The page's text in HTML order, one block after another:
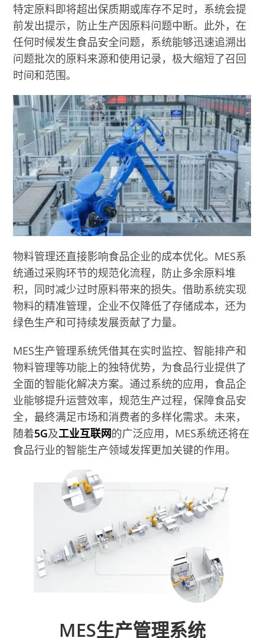
特定原料即将超出保质期或库存不足时，系统会提
前发出提示，防止生产因原料问题中断。此外，在
任何时候发生食品安全问题，系统能够迅速追溯出
问题批次的原料来源和使用记录，极大缩短了召回
时间和范围。
物料管理还直接影响食品企业的成本优化。MES系
统通过采购环节的规范化流程，防止多余原料堆
积，同时减少过时原料带来的损失。借助系统实现
物料的精准管理，企业不仅降低了存储成本，还为
绿色生产和可持续发展贡献了力量。
MES生产管理系统凭借其在实时监控、智能排产和
物料管理等功能上的独特优势，为食品行业提供了
全面的智能化解决方案。通过系统的应用，食品企
业能够提升运营效率，规范生产过程，保障食品安
全，最终满足市场和消费者的多样化需求。未来，
随着5G及工业互联网的广泛应用，MES系统还将在
食品行业的智能生产领域发挥更加关键的作用。
MES生产管理系统